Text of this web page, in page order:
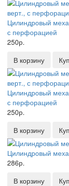
Цилиндровый
с перфорацией
250р.
В корзину
Цилиндровый
с перфорацией
250р.
В корзину
Цилиндровый
286р.
В корзину